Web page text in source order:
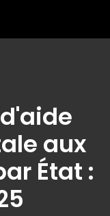
aux
État :